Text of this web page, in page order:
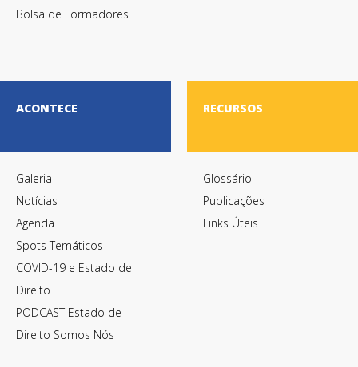
Bolsa de Formadores
ACONTECE
Galeria
Notícias
Agenda
Spots Temáticos
COVID-19 e Estado de
Direito
PODCAST Estado de
Direito Somos Nós
RECURSOS
Glossário
Publicações
Links Úteis